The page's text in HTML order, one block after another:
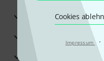
Cookies
Impressum ·
Beratung durch
Zufriedenheitsgarantie
Europas größtes